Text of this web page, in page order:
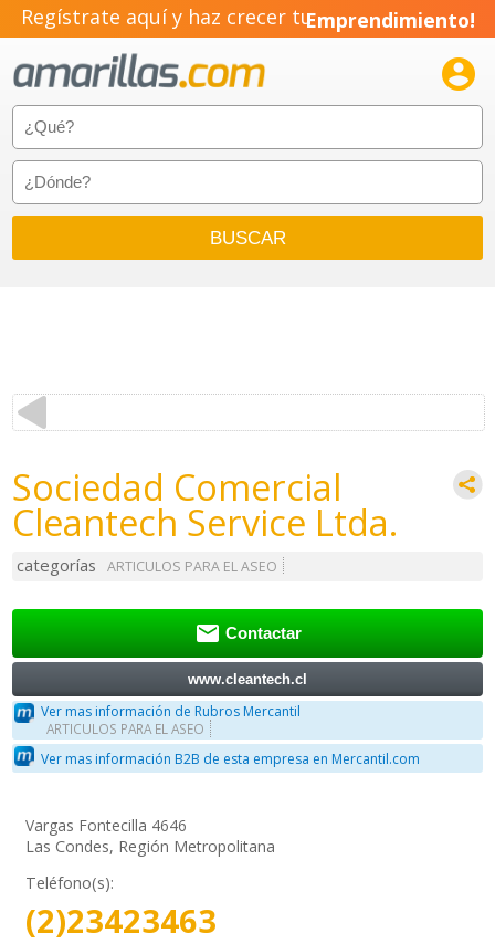
Regístrate aquí y haz crecer tuEmprendimiento!

Sociedad Comercial
Cleantech Service Ltda.
categorías ARTICULOS PARA EL ASEO
 Contactar
www.cleantech.cl
Ver mas información de Rubros Mercantil
ARTICULOS PARA EL ASEO
Ver mas información B2B de esta empresa en Mercantil.com
Vargas Fontecilla 4646
Las Condes, Región Metropolitana
Teléfono(s):
(2)23423463